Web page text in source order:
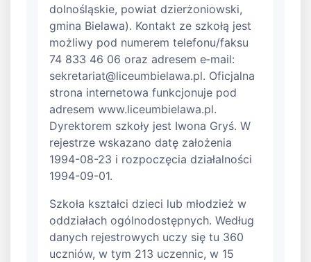
dolnośląskie, powiat dzierżoniowski,
gmina Bielawa). Kontakt ze szkołą jest
możliwy pod numerem telefonu/faksu
74 833 46 06 oraz adresem e‑mail:
sekretariat@liceumbielawa.pl. Oficjalna
strona internetowa funkcjonuje pod
adresem www.liceumbielawa.pl.
Dyrektorem szkoły jest Iwona Gryś. W
rejestrze wskazano datę założenia
1994-08-23 i rozpoczęcia działalności
1994-09-01.
Szkoła kształci dzieci lub młodzież w
oddziałach ogólnodostępnych. Według
danych rejestrowych uczy się tu 360
uczniów, w tym 213 uczennic, w 15